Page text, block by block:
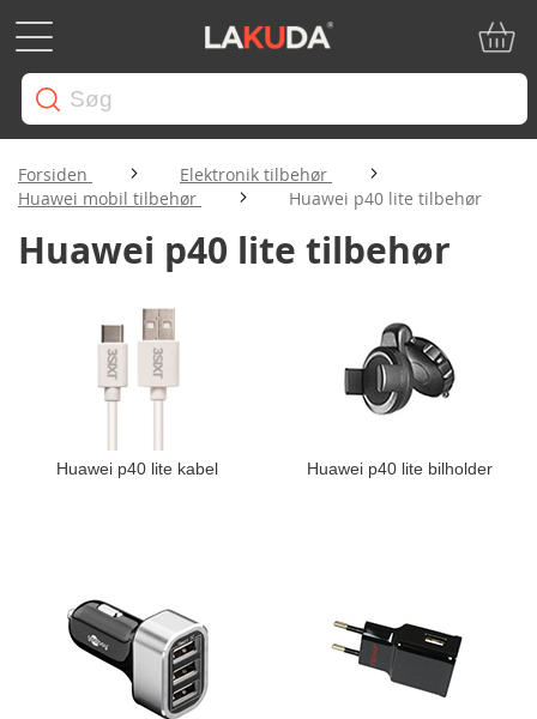
Forsiden
Elektronik tilbehør
Huawei mobil tilbehør
Huawei p40 lite tilbehør
Huawei p40 lite tilbehør
Huawei p40 lite kabel Huawei p40 lite bilholder